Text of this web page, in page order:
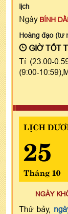
lịch
Ngày BÍNH
Hoàng đạo (tư
GIỜ TỐT
Tí (23:00-
(9:00-
LỊCH
25
Tháng 10
NGÀY
Thứ bảy,